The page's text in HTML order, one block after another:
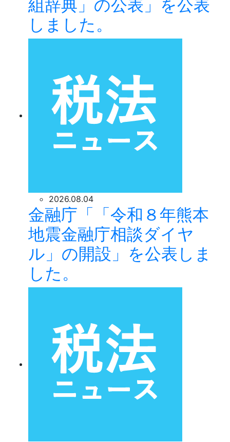
組辞典」の公表」を公表
しました。
2026.08.04
金融庁「「令和８年熊本
地震金融庁相談ダイヤ
ル」の開設」を公表しま
した。